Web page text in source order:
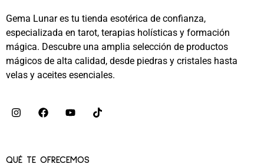
Gema Lunar es tu tienda esotérica de confianza,
especializada en tarot, terapias holísticas y formación
mágica. Descubre una amplia selección de productos
mágicos de alta calidad, desde piedras y cristales hasta
velas y aceites esenciales.
QUÉ TE OFRECEMOS